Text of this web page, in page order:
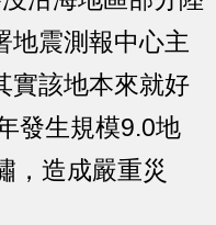
地震測報中心主
實該地本來就好
發生規模9.0地
，造成嚴重災